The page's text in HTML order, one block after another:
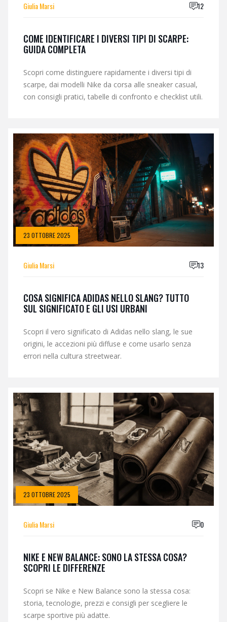
Giulia Marsi 12
COME IDENTIFICARE I DIVERSI TIPI DI SCARPE:
GUIDA COMPLETA
Scopri come distinguere rapidamente i diversi tipi di
scarpe, dai modelli Nike da corsa alle sneaker casual,
con consigli pratici, tabelle di confronto e checklist utili.
23 OTTOBRE 2025
Giulia Marsi 13
COSA SIGNIFICA ADIDAS NELLO SLANG? TUTTO
SUL SIGNIFICATO E GLI USI URBANI
Scopri il vero significato di Adidas nello slang, le sue
origini, le accezioni più diffuse e come usarlo senza
errori nella cultura streetwear.
23 OTTOBRE 2025
Giulia Marsi 0
NIKE E NEW BALANCE: SONO LA STESSA COSA?
SCOPRI LE DIFFERENZE
Scopri se Nike e New Balance sono la stessa cosa:
storia, tecnologie, prezzi e consigli per scegliere le
scarpe sportive più adatte.